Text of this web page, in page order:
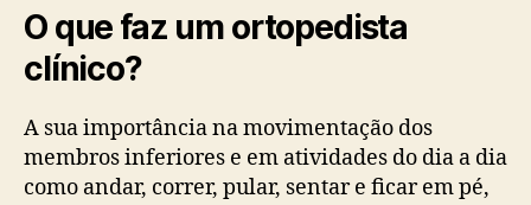
O que faz um ortopedista
clínico?
A sua importância na movimentação dos
membros inferiores e em atividades do dia a dia
como andar, correr, pular, sentar e ficar em pé,